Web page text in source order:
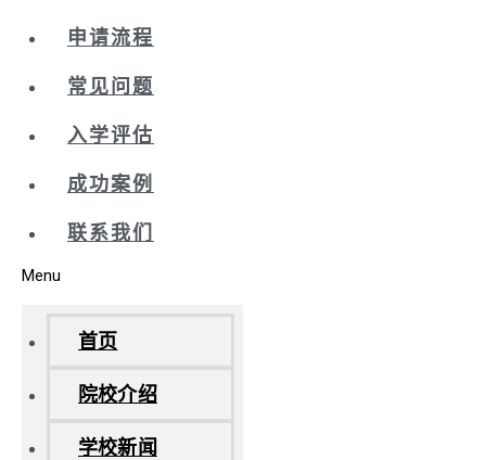
申请流程
常见问题
入学评估
成功案例
联系我们
Menu
首页
院校介绍
学校新闻